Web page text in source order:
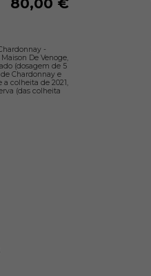
80,00 €
-
De Venoge,
(dosagem de 5
Chardonnay e
colheita de 2021,
(das colheita